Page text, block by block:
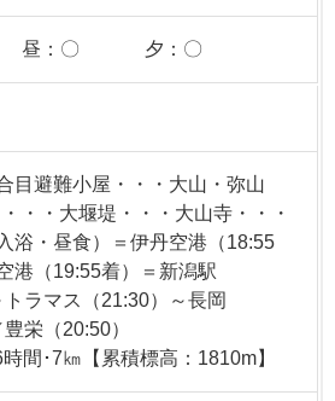
昼：〇 夕：〇
目避難小屋・・・大山・弥山
・・・大堰堤・・・大山寺・・・
浴・昼食）＝伊丹空港（18:55
港（19:55着）＝新潟駅
トラマス（21:30）～長岡
豊栄（20:50）
間･7㎞【累積標高：1810m】